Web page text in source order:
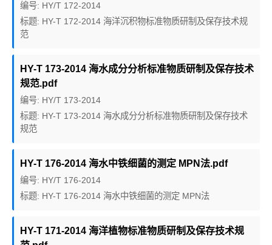
编号: HY/T 172-2014
标题: HY-T 172-2014 海洋沉积物标准物质研制及保存技术规
范
HY-T 173-2014 海水成分分析标准物质研制及保存技术
规范.pdf
编号: HY/T 173-2014
标题: HY-T 173-2014 海水成分分析标准物质研制及保存技术
规范
HY-T 176-2014 海水中铁细菌的测定 MPN法.pdf
编号: HY/T 176-2014
标题: HY-T 176-2014 海水中铁细菌的测定 MPN法
HY-T 171-2014 海洋植物标准物质研制及保存技术规